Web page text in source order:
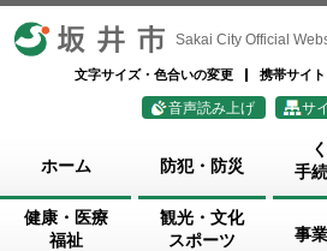
坂井市 Sakai City Official
文字サイズ・色合いの変更 携帯サイト
音声読み上げ サ
ホーム 防犯・防災
手
健康・医療
福祉
観光・文化
スポーツ
事